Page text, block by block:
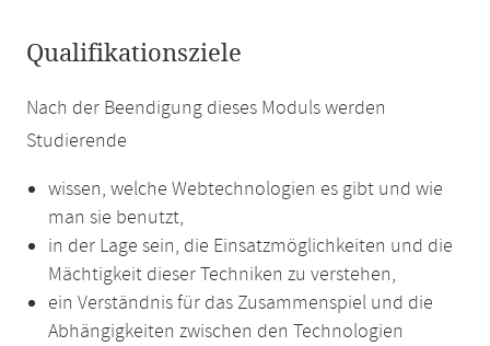
Qualifikationsziele
Nach der Beendigung dieses Moduls werden
Studierende
wissen, welche Webtechnologien es gibt und wie
man sie benutzt,
in der Lage sein, die Einsatzmöglichkeiten und die
Mächtigkeit dieser Techniken zu verstehen,
ein Verständnis für das Zusammenspiel und die
Abhängigkeiten zwischen den Technologien